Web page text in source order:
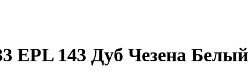
EPL 143 Дуб Чезена Белый